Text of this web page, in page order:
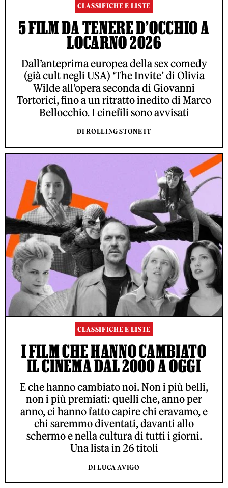
CLASSIFICHE E LISTE
5 FILM DA TENERE D’OCCHIO A
LOCARNO 2026
Dall’anteprima europea della sex comedy
(già cult negli USA) ‘The Invite’ di Olivia
Wilde all’opera seconda di Giovanni
Tortorici, fino a un ritratto inedito di Marco
Bellocchio. I cinefili sono avvisati
DI ROLLING STONE IT
CLASSIFICHE E LISTE
I FILM CHE HANNO CAMBIATO
IL CINEMA DAL 2000 A OGGI
E che hanno cambiato noi. Non i più belli,
non i più premiati: quelli che, anno per
anno, ci hanno fatto capire chi eravamo, e
chi saremmo diventati, davanti allo
schermo e nella cultura di tutti i giorni.
Una lista in 26 titoli
DI LUCA AVIGO